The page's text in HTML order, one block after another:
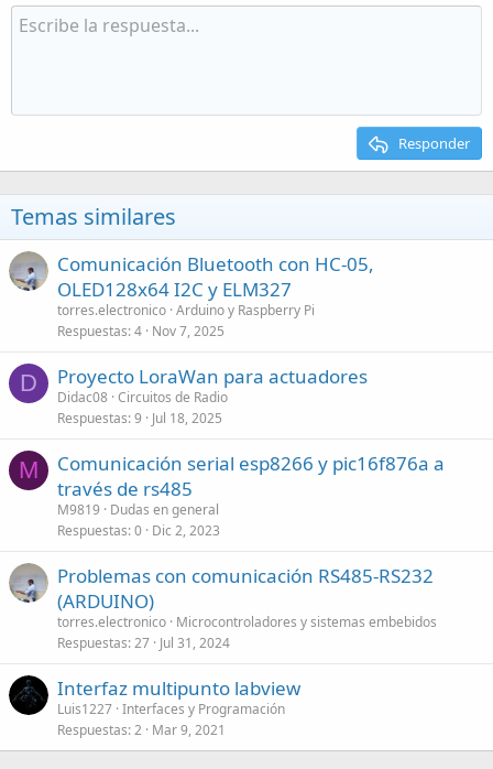
Responder
Temas similares
Comunicación Bluetooth con HC-05,
OLED128x64 I2C y ELM327
torres.electronico Arduino y Raspberry Pi
Respuestas 4 Nov 7, 2025
D Proyecto LoraWan para actuadores
Didac08 Circuitos de Radio
Respuestas 9 Jul 18, 2025
M
Comunicación serial esp8266 y pic16f876a a
través de rs485
M9819
Dudas en general
Respuestas 0 Dic 2, 2023
Problemas con comunicación RS485-RS232
(ARDUINO)
torres.electronico Microcontroladores y sistemas embebidos
Respuestas 27 Jul 31, 2024
Interfaz multipunto labview
Luis1227 Interfaces y Programación
Respuestas 2 Mar 9, 2021